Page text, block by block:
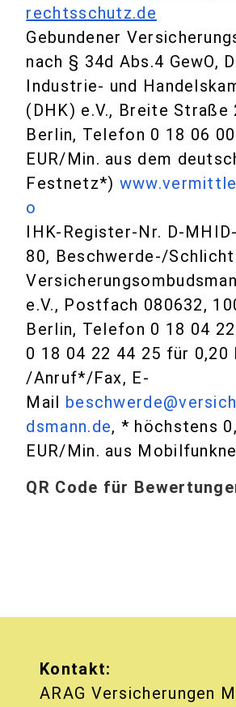
rechtsschutz.de
Gebundener
nach § 34d Abs.4 GewO,
Industrie- und
(DHK) e.V., Breite Straße
Berlin, Telefon 0 18 06
EUR/Min. aus dem
Festnetz*)
o
IHK-Register-Nr. D-
80, Beschwerde-/
e.V., Postfach 080632,
Berlin, Telefon 0 18 04
0 18 04 22 44 25 für 0,20
/Anruf*/Fax, E-
Mail
dsmann.de, * höchstens
EUR/Min. aus
QR Code für
Kontakt:
ARAG Versicherungen